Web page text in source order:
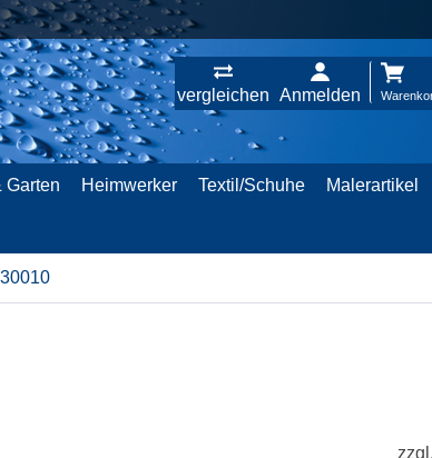
vergleichen Anmelden
Garten Heimwerker Textil/Schuhe Malerartikel